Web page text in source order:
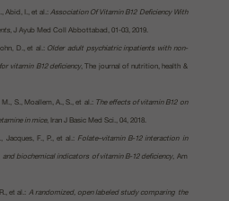
Abid, I., et al.:Association Of Vitamin B12 Deficiency With
, J Ayub Med Coll Abbottabad, 01-03, 2019.
D., et al.: Older adult psychiatric inpatients with non-
vitamin B12 deficiency, The journal of nutrition, health &
S., Moallem, A., S., et al.: The effects of vitamin B12 on
in mice, Iran J Basic Med Sci., 04, 2018.
Jacques, F., P., et al.: Folate–vitamin B-12 interaction in
biochemical indicators of vitamin B-12 deficiency, Am
et al.: A randomized, open labeled study comparing the